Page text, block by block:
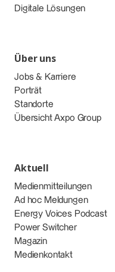
Digitale Lösungen
Über uns
Jobs & Karriere
Porträt
Standorte
Übersicht Axpo Group
Aktuell
Medienmitteilungen
Ad hoc Meldungen
Energy Voices Podcast
Power Switcher
Magazin
Medienkontakt